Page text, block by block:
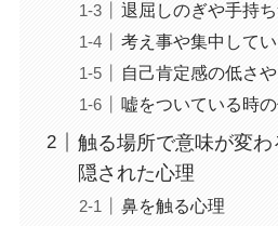
退屈しのぎや手持
考え事や集中して
自己肯定感の低さ
嘘をついている時の
触る場所で意味が変わ
隠された心理
鼻を触る心理